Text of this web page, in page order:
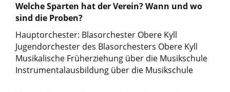
Welche Sparten hat der Verein? Wann und wo
sind die Proben?
Hauptorchester: Blasorchester Obere Kyll
Jugendorchester des Blasorchesters Obere Kyll
Musikalische Früherziehung über die Musikschule
Instrumentalausbildung über die Musikschule